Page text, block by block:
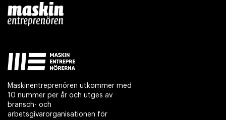
Maskinentreprenören utkommer med
10 nummer per år och utges av
bransch- och
arbetsgivarorganisationen för